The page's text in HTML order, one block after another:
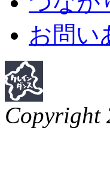
お問い
Copyright